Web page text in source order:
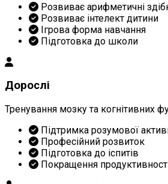
Розвиває арифметичні
Розвиває інтелект дитини
Ігрова форма навчання
Підготовка до школи
Дорослі
Тренування мозку та когнітивних
Підтримка розумової
Професійний розвиток
Підготовка до іспитів
Покращення